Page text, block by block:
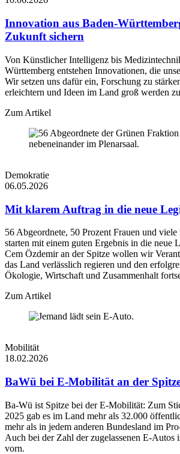
Innovation aus Baden-
Zukunft sichern
Von Künstlicher Intelligenz bis
Württemberg entstehen Innovationen, die
Wir setzen uns dafür ein, Forschung zu
erleichtern und Ideen im Land groß werden
Zum Artikel
Demokratie
06.05.2026
Mit klarem Auftrag in die neue
56 Abgeordnete, 50 Prozent Frauen und
starten mit einem guten Ergebnis in die neue
Cem Özdemir an der Spitze wollen wir
das Land verlässlich regieren und den
Ökologie, Wirtschaft und Zusammenhalt
Zum Artikel
Mobilität
18.02.2026
BaWü bei E-Mobilität an der
Ba-Wü ist Spitze bei der E-Mobilität: Zum
2025 gab es im Land mehr als 32.000
mehr als in jedem anderen Bundesland im
Auch bei der Zahl der zugelassenen E-Autos
vorn.